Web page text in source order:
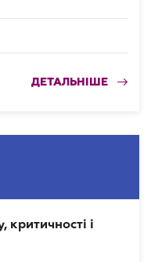
ДЕТАЛЬНІШЕ
критичності і